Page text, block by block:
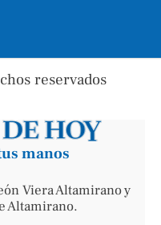
reservados
manos
Viera Altamirano y
Altamirano.